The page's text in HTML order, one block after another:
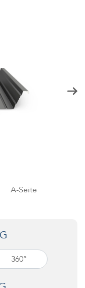
A-Seite
360°